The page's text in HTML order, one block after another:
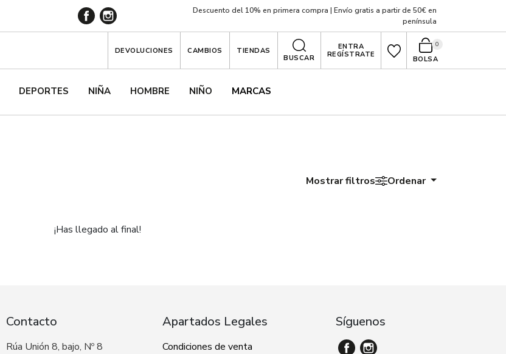
Descuento del 10% en primera compra | Envío gratis a partir de 50€ en
península
DEPORTES NIÑA HOMBRE NIÑO MARCAS
DEVOLUCIONES CAMBIOS
TIENDAS
BUSCAR
ENTRA
REGÍSTRATE
BOLSA
0
Mostrar filtros Ordenar
¡Has llegado al final!
Contacto
Rúa Unión 8, bajo, Nº 8
Apartados Legales
Condiciones de venta
Síguenos